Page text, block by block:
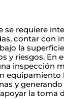
se requiere
contar con
la
y riesgos. En
inspección
equipamiento
y
la toma